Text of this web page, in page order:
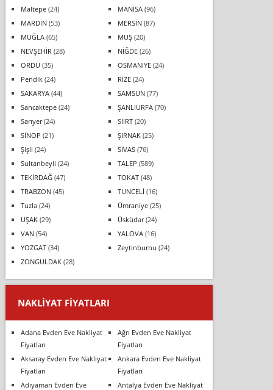
Maltepe(24) MANİSA(96)
MARDİN(53) MERSİN(87)
MUĞLA(65) MUŞ(20)
NEVŞEHİR (28) NİĞDE(26)
ORDU (35) OSMANİYE(24)
Pendik(24) RİZE(24)
SAKARYA(44) SAMSUN(77)
Sancaktepe(24) ŞANLIURFA(70)
Sarıyer(24) SİİRT(20)
SİNOP (21) ŞIRNAK(25)
Şişli (24) SİVAS(76)
Sultanbeyli (24) TALEP (589)
TEKİRDAĞ(47) TOKAT(48)
TRABZON(45) TUNCELİ (16)
Tuzla(24) Ümraniye(25)
UŞAK(29) Üsküdar(24)
VAN(54) YALOVA(16)
YOZGAT(34) Zeytinburnu (24)
ZONGULDAK(28)
NAKLIYAT FIYATLARI
Adana Evden Eve Nakliyat
Fiyatları
Ağrı Evden Eve Nakliyat
Fiyatları
Aksaray Evden Eve Nakliyat
Fiyatları
Ankara Evden Eve Nakliyat
Fiyatları
Adıyaman Evden Eve
Antalya Evden Eve Nakliyat